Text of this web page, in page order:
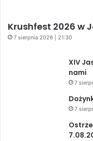
Krushfest 2026 w
7 sierpnia 2026 | 21:30
XIV
nami
7
7